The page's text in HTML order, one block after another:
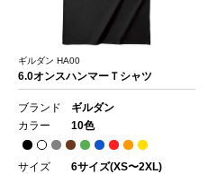
ギルダン HA00
6.0オンスハンマーＴシャツ
ブランド
ギルダン
カラー
10色
サイズ
6サイズ(XS〜2XL)